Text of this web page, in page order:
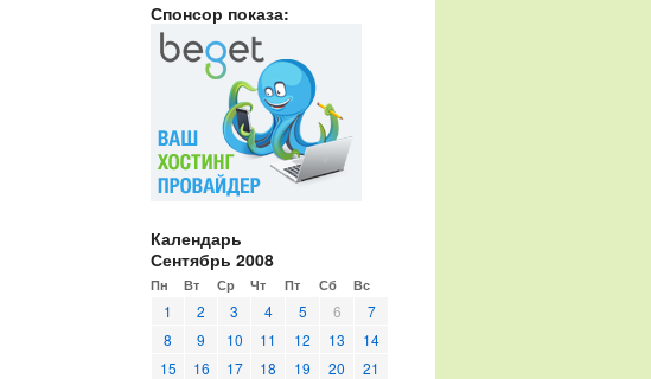
Спонсор показа:
Календарь
Сентябрь 2008
Пн Вт Ср Чт Пт Сб Вс
1 2 3 4 5 6
7
8
9 10 11 12 13
14
15
16 17 18 19 20
21